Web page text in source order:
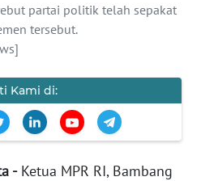
partai politik telah sepakat
tersebut.
Kami di:
-Ketua MPR RI, Bambang